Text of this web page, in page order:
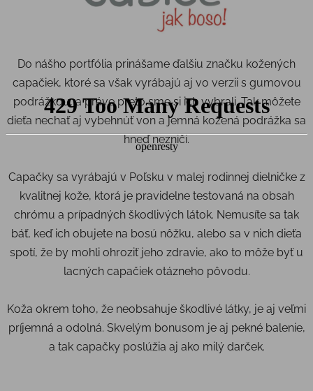
Do nášho portfólia prinášame ďalšiu značku kožených
capačiek, ktoré sa však vyrábajú aj vo verzii s gumovou
podrážkou, a práve preto sme si ich vybrali. Tak môžete
dieťa nechať aj vybehnúť von a jemná kožená podrážka sa
hneď nezniči.
Capačky sa vyrábajú v Poľsku v malej rodinnej dielničke z
kvalitnej kože, ktorá je pravidelne testovaná na obsah
chrómu a prípadných škodlivých látok. Nemusíte sa tak
báť, keď ich obujete na bosú nôžku, alebo sa v nich dieťa
spotí, že by mohli ohroziť jeho zdravie, ako to môže byť u
lacných capačiek otázneho pôvodu.
Koža okrem toho, že neobsahuje škodlivé látky, je aj veľmi
príjemná a odolná. Skvelým bonusom je aj pekné balenie,
a tak capačky poslúžia aj ako milý darček.